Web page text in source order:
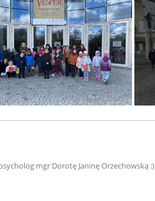
mgr Dorotę Janinę Orzechowską :)